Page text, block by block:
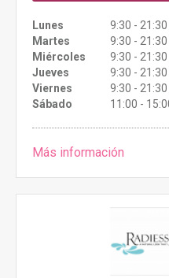
Lunes
9:30 -
Martes
9:30 -
Miércoles
9:30 -
Jueves
9:30 -
Viernes
9:30 -
Sábado
11:00 -
Más información